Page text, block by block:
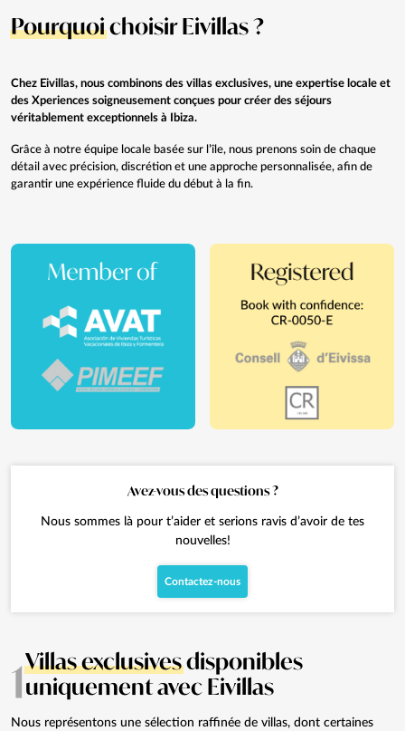
Pourquoichoisir Eivillas ?
Chez Eivillas, nous combinons des villas exclusives, une expertise locale et
des Xperiences soigneusement conçues pour créer des séjours
véritablement exceptionnels à Ibiza.
Grâce à notre équipe locale basée sur l’île, nous prenons soin de chaque
détail avec précision, discrétion et une approche personnalisée, afin de
garantir une expérience fluide du début à la fin.
Avez-vous des questions ?
Nous sommes là pour t’aider et serions ravis d’avoir de tes
nouvelles!
Contactez-nous
1Villas exclusivesdisponibles
uniquement avec Eivillas
Nous représentons une sélection raffinée de villas, dont certaines